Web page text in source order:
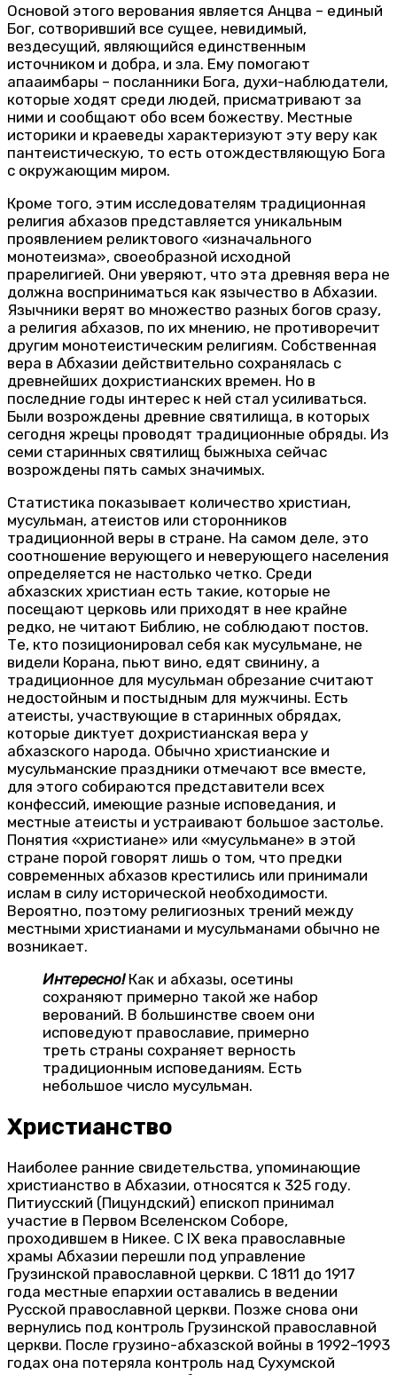
Основой этого верования является Анцва – единый
Бог, сотворивший все сущее, невидимый,
вездесущий, являющийся единственным
источником и добра, и зла. Ему помогают
апааимбары – посланники Бога, духи-наблюдатели,
которые ходят среди людей, присматривают за
ними и сообщают обо всем божеству. Местные
историки и краеведы характеризуют эту веру как
пантеистическую, то есть отождествляющую Бога
с окружающим миром.
Кроме того, этим исследователям традиционная
религия абхазов представляется уникальным
проявлением реликтового «изначального
монотеизма», своеобразной исходной
прарелигией. Они уверяют, что эта древняя вера не
должна восприниматься как язычество в Абхазии.
Язычники верят во множество разных богов сразу,
а религия абхазов, по их мнению, не противоречит
другим монотеистическим религиям. Собственная
вера в Абхазии действительно сохранялась с
древнейших дохристианских времен. Но в
последние годы интерес к ней стал усиливаться.
Были возрождены древние святилища, в которых
сегодня жрецы проводят традиционные обряды. Из
семи старинных святилищ быжныха сейчас
возрождены пять самых значимых.
Статистика показывает количество христиан,
мусульман, атеистов или сторонников
традиционной веры в стране. На самом деле, это
соотношение верующего и неверующего населения
определяется не настолько четко. Среди
абхазских христиан есть такие, которые не
посещают церковь или приходят в нее крайне
редко, не читают Библию, не соблюдают постов.
Те, кто позиционировал себя как мусульмане, не
видели Корана, пьют вино, едят свинину, а
традиционное для мусульман обрезание считают
недостойным и постыдным для мужчины. Есть
атеисты, участвующие в старинных обрядах,
которые диктует дохристианская вера у
абхазского народа. Обычно христианские и
мусульманские праздники отмечают все вместе,
для этого собираются представители всех
конфессий, имеющие разные исповедания, и
местные атеисты и устраивают большое застолье.
Понятия «христиане» или «мусульмане» в этой
стране порой говорят лишь о том, что предки
современных абхазов крестились или принимали
ислам в силу исторической необходимости.
Вероятно, поэтому религиозных трений между
местными христианами и мусульманами обычно не
возникает.
Интересно!Как и абхазы, осетины
сохраняют примерно такой же набор
верований. В большинстве своем они
исповедуют православие, примерно
треть страны сохраняет верность
традиционным исповеданиям. Есть
небольшое число мусульман.
Христианство
Наиболее ранние свидетельства, упоминающие
христианство в Абхазии, относятся к 325 году.
Питиусский (Пицундский) епископ принимал
участие в Первом Вселенском Соборе,
проходившем в Никее. С IX века православные
храмы Абхазии перешли под управление
Грузинской православной церкви. С 1811 до 1917
года местные епархии оставались в ведении
Русской православной церкви. Позже снова они
вернулись под контроль Грузинской православной
церкви. После грузино-абхазской войны в 1992–1993
годах она потеряла контроль над Сухумской